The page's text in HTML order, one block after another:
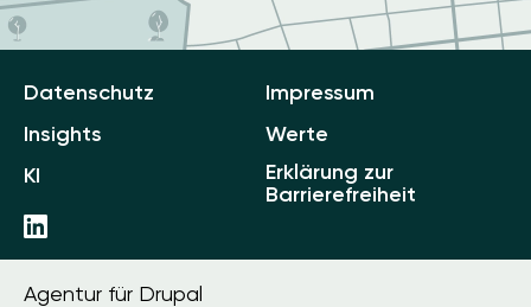
Datenschutz
Impressum
Insights
Werte
KI
Erklärung zur
Barrierefreiheit
Agentur für Drupal